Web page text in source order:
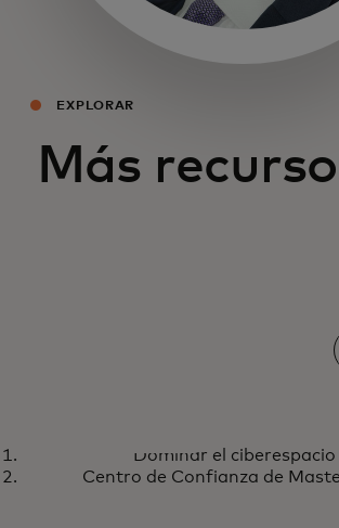
se abre en una pestaña nueva
EXPLORAR
Más
Dominar el ciberespacio
Escucha aquí
Dominar el ciberespacio
Centro de Confianza de